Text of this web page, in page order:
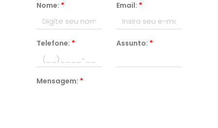
Nome: * Email: *
Telefone: * Assunto: *
Mensagem: *